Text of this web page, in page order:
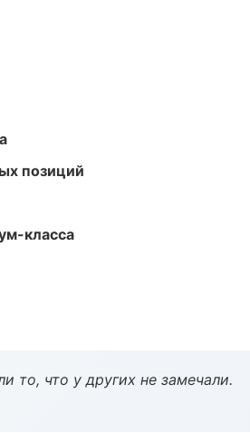
позиций
класса
то, что у других не замечали.